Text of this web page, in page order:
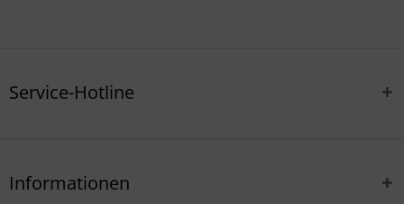
Service-Hotline
Informationen